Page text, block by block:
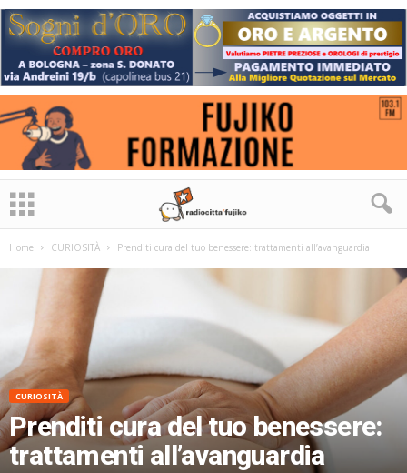
Home CURIOSITÀ Prenditi cura del tuo benessere: trattamenti all’avanguardia
CURIOSITÀ
Prenditi cura del tuo benessere:
trattamenti all’avanguardia